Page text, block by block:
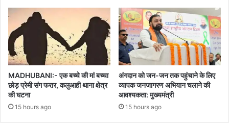
MADHUBANI:- एक बच्चे की मां बच्चा
छोड़ प्रेमी संग फरार, कलुआही थाना क्षेत्र
की घटना
15 hours ago
अंगदान को जन-जन तक पहुंचाने के लिए
व्यापक जनजागरण अभियान चलाने की
आवश्यकता: मुख्यमंत्री
15 hours ago